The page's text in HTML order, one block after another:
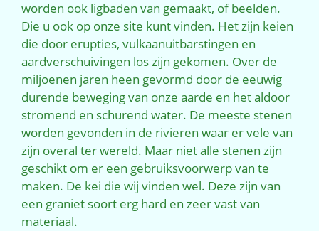
worden ook ligbaden van gemaakt, of beelden.
Die u ook op onze site kunt vinden. Het zijn keien
die door erupties, vulkaanuitbarstingen en
aardverschuivingen los zijn gekomen. Over de
miljoenen jaren heen gevormd door de eeuwig
durende beweging van onze aarde en het aldoor
stromend en schurend water. De meeste stenen
worden gevonden in de rivieren waar er vele van
zijn overal ter wereld. Maar niet alle stenen zijn
geschikt om er een gebruiksvoorwerp van te
maken. De kei die wij vinden wel. Deze zijn van
een graniet soort erg hard en zeer vast van
materiaal.